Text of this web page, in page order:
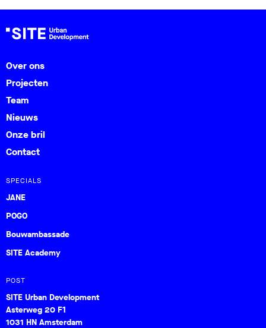
Over ons
Projecten
Team
Nieuws
Onze bril
Contact
SPECIALS
JANE
POGO
Bouwambassade
SITE Academy
POST
SITE Urban Development
Asterweg 20 F1
1031 HN Amsterdam